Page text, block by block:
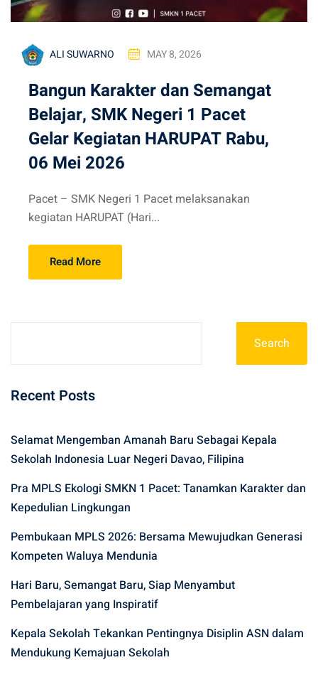
ALI SUWARNO MAY 8, 2026
Bangun Karakter dan Semangat
Belajar, SMK Negeri 1 Pacet
Gelar Kegiatan HARUPAT Rabu,
06 Mei 2026
Pacet – SMK Negeri 1 Pacet melaksanakan
kegiatan HARUPAT (Hari...
Read More
Search
Recent Posts
Selamat Mengemban Amanah Baru Sebagai Kepala
Sekolah Indonesia Luar Negeri Davao, Filipina
Pra MPLS Ekologi SMKN 1 Pacet: Tanamkan Karakter dan
Kepedulian Lingkungan
Pembukaan MPLS 2026: Bersama Mewujudkan Generasi
Kompeten Waluya Mendunia
Hari Baru, Semangat Baru, Siap Menyambut
Pembelajaran yang Inspiratif
Kepala Sekolah Tekankan Pentingnya Disiplin ASN dalam
Mendukung Kemajuan Sekolah